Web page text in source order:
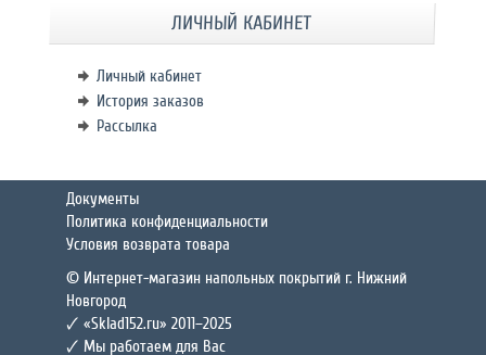
ЛИЧНЫЙ КАБИНЕТ
Личный кабинет
История заказов
Рассылка
Документы
Политика конфиденциальности
Условия возврата товара
© Интернет-магазин напольных покрытий г. Нижний
Новгород
🗸 «Sklad152.ru» 2011–2025
🗸 Мы работаем для Вас